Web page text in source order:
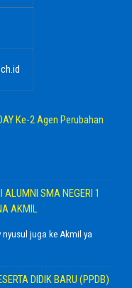
Ke-2 Agen Perubahan
ALUMNI SMA NEGERI 1
AKMIL
juga ke Akmil ya
DIDIK BARU (PPDB)